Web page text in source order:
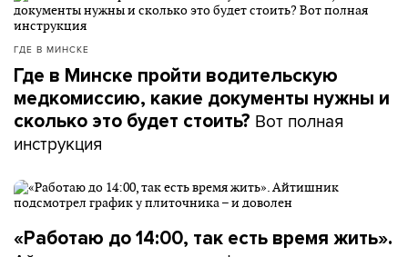
ГДЕ В МИНСКЕ
Где в Минске пройти водительскую
медкомиссию, какие документы нужны и
сколько это будет стоить? Вот полная
инструкция
«Работаю до 14:00, так есть время жить».